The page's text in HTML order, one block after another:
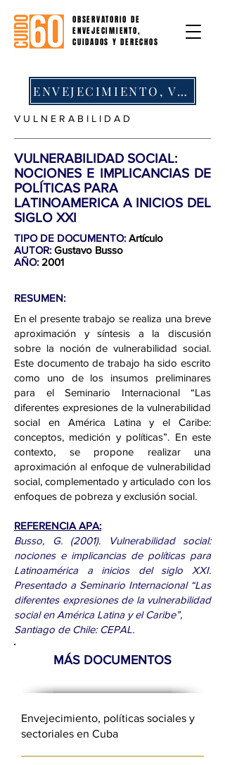
OBSERVATORIO DE
ENVEJECIMIENTO,
CUIDADOS Y DERECHOS
ENVEJECIMIENTO, VULNERABILIDAD Y VEJEZ
V U L N E R A B I L I D A D
VULNERABILIDAD SOCIAL:
NOCIONES E IMPLICANCIAS DE
POLÍTICAS PARA
LATINOAMERICA A INICIOS DEL
SIGLO XXI
TIPO DE DOCUMENTO: Artículo
AUTOR: Gustavo Busso
AÑO: 2001
RESUMEN:
En el presente trabajo se realiza una breve
aproximación y síntesis a la discusión
sobre la noción de vulnerabilidad social.
Este documento de trabajo ha sido escrito
como uno de los insumos preliminares
para el Seminario Internacional “Las
diferentes expresiones de la vulnerabilidad
social en América Latina y el Caribe:
conceptos, medición y políticas”. En este
contexto, se propone realizar una
aproximación al enfoque de vulnerabilidad
social, complementado y articulado con los
enfoques de pobreza y exclusión social.
REFERENCIA APA:
Busso, G. (2001). Vulnerabilidad social:
nociones e implicancias de políticas para
Latinoamérica a inicios del siglo XXI.
Presentado a Seminario Internacional “Las
diferentes expresiones de la vulnerabilidad
social en América Latina y el Caribe”,
Santiago de Chile: CEPAL.
MÁS DOCUMENTOS
Envejecimiento, políticas sociales y
sectoriales en Cuba